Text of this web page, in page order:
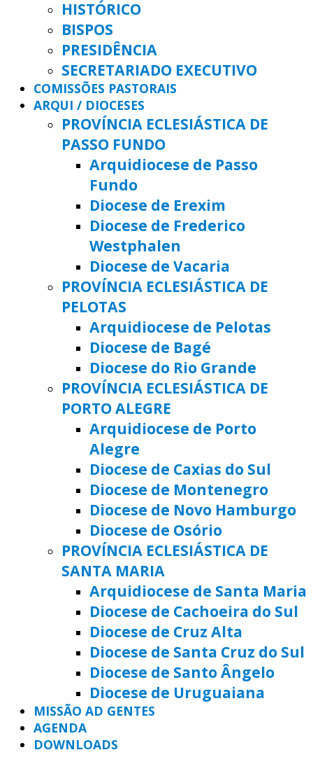
HISTÓRICO
BISPOS
PRESIDÊNCIA
SECRETARIADO EXECUTIVO
COMISSÕES PASTORAIS
ARQUI / DIOCESES
PROVÍNCIA ECLESIÁSTICA DE
PASSO FUNDO
Arquidiocese de Passo
Fundo
Diocese de Erexim
Diocese de Frederico
Westphalen
Diocese de Vacaria
PROVÍNCIA ECLESIÁSTICA DE
PELOTAS
Arquidiocese de Pelotas
Diocese de Bagé
Diocese do Rio Grande
PROVÍNCIA ECLESIÁSTICA DE
PORTO ALEGRE
Arquidiocese de Porto
Alegre
Diocese de Caxias do Sul
Diocese de Montenegro
Diocese de Novo Hamburgo
Diocese de Osório
PROVÍNCIA ECLESIÁSTICA DE
SANTA MARIA
Arquidiocese de Santa Maria
Diocese de Cachoeira do Sul
Diocese de Cruz Alta
Diocese de Santa Cruz do Sul
Diocese de Santo Ângelo
Diocese de Uruguaiana
MISSÃO AD GENTES
AGENDA
DOWNLOADS